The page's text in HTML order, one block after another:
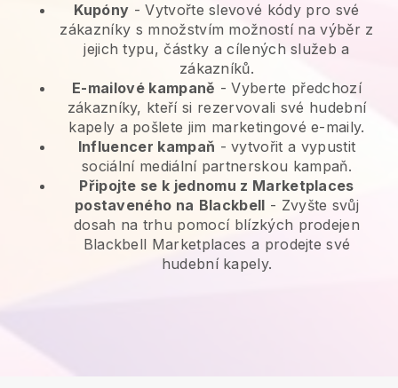
Kupóny - Vytvořte slevové kódy pro své
zákazníky s množstvím možností na výběr z
jejich typu, částky a cílených služeb a
zákazníků.
E-mailové kampaně -Vyberte předchozí
zákazníky, kteří si rezervovali své hudební
kapely a pošlete jim marketingové e-maily.
Influencer kampaň - vytvořit a vypustit
sociální mediální partnerskou kampaň.
Připojte se k jednomu z Marketplaces
postaveného na Blackbell - Zvyšte svůj
dosah na trhu pomocí blízkých prodejen
Blackbell Marketplaces a prodejte své
hudební kapely.